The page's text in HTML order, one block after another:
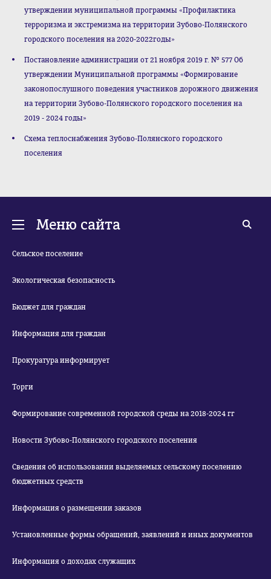
утверждении муниципальной программы «Профилактика
терроризма и экстремизма на территории Зубово-Полянского
городского поселения на 2020-2022годы»
Постановление администрации от 21 ноября 2019 г. № 577 Об
утверждении Муниципальной программы «Формирование
законопослушного поведения участников дорожного движения
на территории Зубово-Полянского городского поселения на
2019 - 2024 годы»
Схема теплоснабжения Зубово-Полянского городского
поселения
Меню сайта
Сельское поселение
Экологическая безопасность
Бюджет для граждан
Информация для граждан
Прокуратура информирует
Торги
Формирование современной городской среды на 2018-2024 гг
Новости Зубово-Полянского городского поселения
Сведения об использовании выделяемых сельскому поселению
бюджетных средств
Информация о размещении заказов
Установленные формы обращений, заявлений и иных документов
Информация о доходах служащих